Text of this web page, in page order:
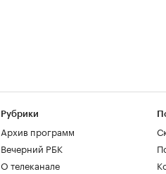
Рубрики
Архив программ
Вечерний РБК
О телеканале